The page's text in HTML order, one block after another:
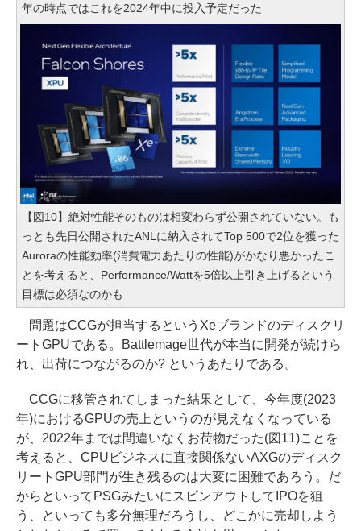
年の時点ではこれを2024年中に投入予定だった
【図10】絶対性能そのものは相変わらず公開されていない。も
っとも先日公開されたANLに納入されてTop 500で2位を獲った
Auroraの性能効率(消費電力あたりの性能)がかなり悪かったこ
とを考えると、Performance/Wattを5倍以上引き上げるという
目標は必須なのかも
問題はCCGが担当するというXeブランドのディスクリ
ートGPUである。Battlemage世代が本当に開発が続けら
れ、出荷につながるのか? というあたりである。
CCGに移管されてしまった結果として、今年度(2023
年)におけるGPUの売上というのが見えなくなっている
が、2022年までは間違いなくお荷物だった(図11)ことを
考えると、CPUビジネスに直接関係ないAXGのディスク
リートGPU部門が生き残るのは大変に困難であろう。だ
からといってPSGみたいにスピンアウトしてIPOを狙
う、といっても多分無理だろうし、どこかに売却しよう